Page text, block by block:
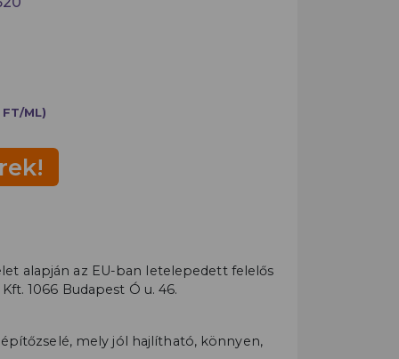
ML)
alapján az EU-ban letelepedett felelős
1066 Budapest Ó u. 46.
mely jól hajlítható, könnyen,